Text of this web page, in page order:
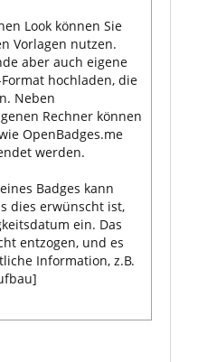
Look können Sie
Vorlagen nutzen.
aber auch eigene
hochladen, die
Neben
Rechner können
OpenBadges.me
werden.
Badges kann
dies erwünscht ist,
ein. Das
entzogen, und es
Information, z.B.